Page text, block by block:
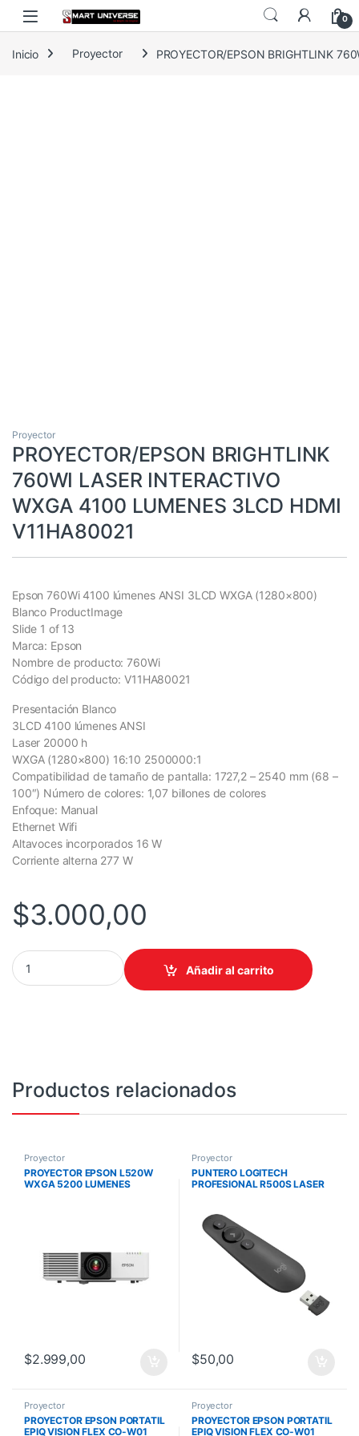
Skip to navigation
Skip to content
0
Inicio Proyector PROYECTOR/EPSON BRIGHTLINK
Proyector
PROYECTOR/EPSON BRIGHTLINK
760WI LASER INTERACTIVO
WXGA 4100 LUMENES 3LCD HDMI
V11HA80021
Epson 760Wi 4100 lúmenes ANSI 3LCD WXGA (1280×800)
Blanco ProductImage
Slide 1 of 13
Marca: Epson
Nombre de producto: 760Wi
Código del producto: V11HA80021
Presentación Blanco
3LCD 4100 lúmenes ANSI
Laser 20000 h
WXGA (1280×800) 16:10 2500000:1
Compatibilidad de tamaño de pantalla: 1727,2 – 2540 mm (68 –
100″) Número de colores: 1,07 billones de colores
Enfoque: Manual
Ethernet Wifi
Altavoces incorporados 16 W
Corriente alterna 277 W
$3.000,00
PROYECTOR/EPSON BRIGHTLINK 760WI LASER
Añadir al carrito
Productos relacionados
Proyector
PROYECTOR EPSON L520W
WXGA 5200 LUMENES
$2.999,00
Proyector
PUNTERO LOGITECH
PROFESIONAL R500S LASER
$50,00
Proyector
PROYECTOR EPSON PORTATIL
EPIQ VISION FLEX CO-W01
Proyector
PROYECTOR EPSON PORTATIL
EPIQ VISION FLEX CO-W01